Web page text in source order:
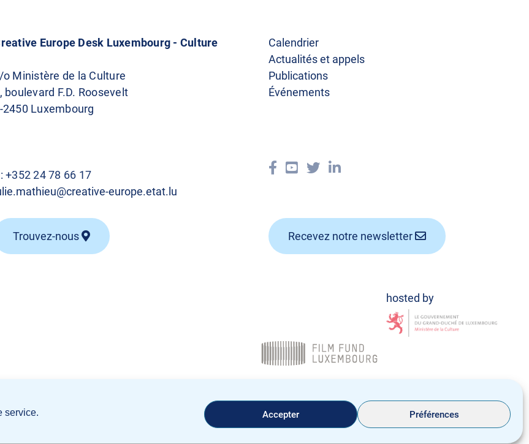
service. Accepter Préférences
Europe Desk Luxembourg - Culture
o Ministère de la Culture
boulevard F.D. Roosevelt
2450 Luxembourg
+352 24 78 66 17
europe.etat.lu
Trouvez-nous
Calendrier
Actualités et appels
Publications
Événements
Recevez notre newsletter
Politique de confidentialité Notice Légale